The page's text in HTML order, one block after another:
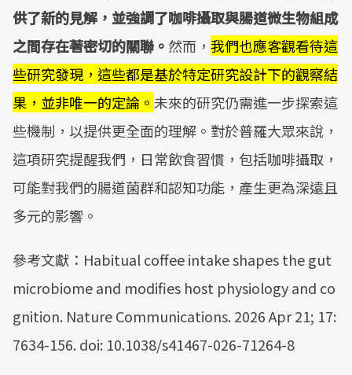
供了新的見解，並強調了咖啡攝取與腸道微生物組成
之間存在著密切的關聯。 然而， 我們也應客觀看待這
些研究發現，這些都是基於特定研究設計下的觀察結
果，並非唯一的定論。 未來的研究仍需進一步探索這
些機制，以提供更全面的理解。對於普羅大眾來說，
這項研究提醒我們，日常飲食習慣，包括咖啡攝取，
可能對我們的腸道菌群和認知功能，產生更為深遠且
多元的影響。
參考文獻：Habitual coffee intake shapes the gut
microbiome and modifies host physiology and co
gnition. Nature Communications. 2026 Apr 21; 17:
7634-156. doi: 10.1038/s41467-026-71264-8